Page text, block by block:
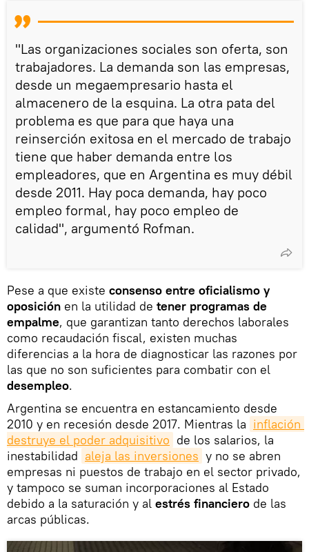
"Las organizaciones sociales son oferta, son
trabajadores. La demanda son las empresas,
desde un megaempresario hasta el
almacenero de la esquina. La otra pata del
problema es que para que haya una
reinserción exitosa en el mercado de trabajo
tiene que haber demanda entre los
empleadores, que en Argentina es muy débil
desde 2011. Hay poca demanda, hay poco
empleo formal, hay poco empleo de
calidad", argumentó Rofman.
Pese a que existe consenso entre oficialismo y
oposición en la utilidad de tener programas de
empalme, que garantizan tanto derechos laborales
como recaudación fiscal, existen muchas
diferencias a la hora de diagnosticar las razones por
las que no son suficientes para combatir con el
desempleo.
Argentina se encuentra en estancamiento desde
2010 y en recesión desde 2017. Mientras la inflación
destruye el poder adquisitivo de los salarios, la
inestabilidad aleja las inversiones y no se abren
empresas ni puestos de trabajo en el sector privado,
y tampoco se suman incorporaciones al Estado
debido a la saturación y al estrés financiero de las
arcas públicas.